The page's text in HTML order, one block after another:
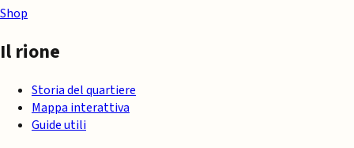
Shop
Il rione
Storia del quartiere
Mappa interattiva
Guide utili